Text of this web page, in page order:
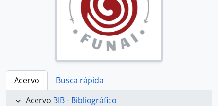
Acervo
Busca rápida
Acervo BIB - Bibliográfico